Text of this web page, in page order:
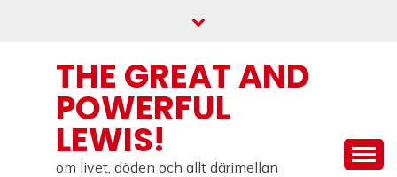
THE GREAT AND
POWERFUL
LEWIS!
om livet, döden och allt därimellan